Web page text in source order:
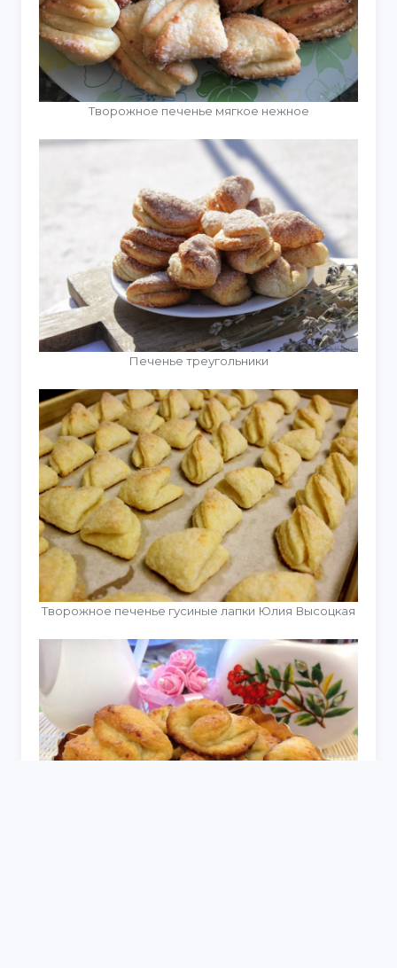
Творожное печенье мягкое нежное
Печенье треугольники
Творожное печенье гусиные лапки Юлия Высоцкая